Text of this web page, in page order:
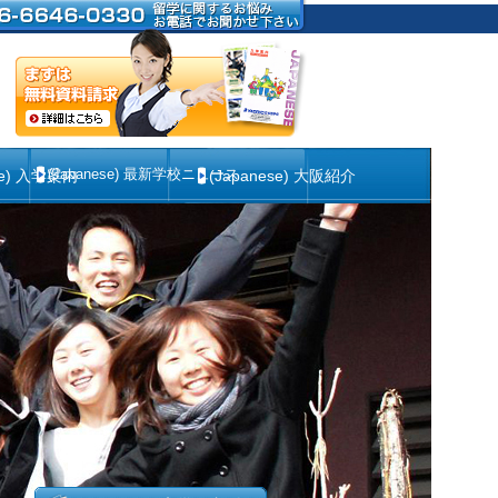
入学案内(Japanese) 最新学校ニュース(Japanese) 大阪紹介